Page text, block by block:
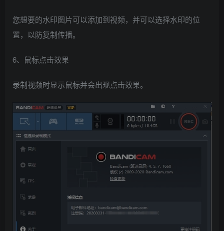
您想要的水印图片可以添加到视频，并可以选择水印的位
置，以防复制传播。
6、鼠标点击效果
录制视频时显示鼠标并会出现点击效果。